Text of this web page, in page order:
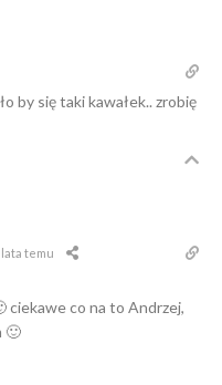
by się taki kawałek.. zrobię
lata temu
ciekawe co na to Andrzej,
🙂